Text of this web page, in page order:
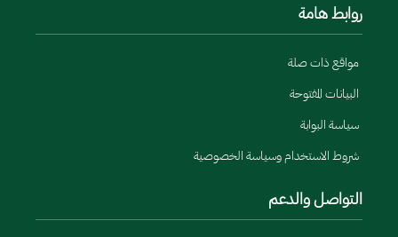
روابط هامة
مواقع ذات صلة
البيانات المفتوحة
سياسة البوابة
شروط الاستخدام وسياسة الخصوصية
التواصل والدعم